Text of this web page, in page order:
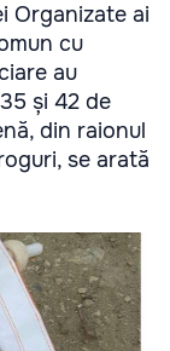
Organizate ai
cu
au
și 42 de
din raionul
se arată